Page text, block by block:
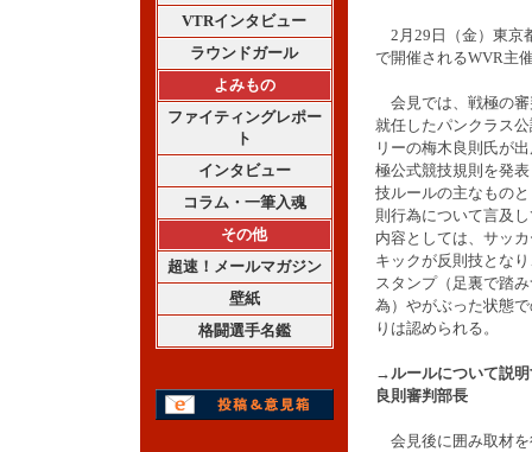
VTRインタビュー
ラウンドガール
よみもの
ファイティングレポー
ト
インタビュー
コラム・一筆入魂
その他
超速！メールマガジン
壁紙
格闘選手名鑑
2月29日（金）東京
で開催されるWVR主
会見では、戦極の審
就任したパンクラス
リーの梅木良則氏が
極公式競技規則を発
技ルールの主なもの
則行為について言及
内容としては、サッ
キックが反則技とな
スタンプ（足裏で踏
為）やがぶった状態
りは認められる。
→ルールについて説明
良則審判部長
会見後に囲み取材を